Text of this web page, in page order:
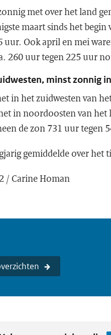
met over het land
maart sinds het
uur. Ook april en mei
260 uur tegen 225 uur
minst zonnig
in het zuidwesten van
in noordoosten van
de zon 731 uur tegen
gemiddelde over het
/ Carine Homan